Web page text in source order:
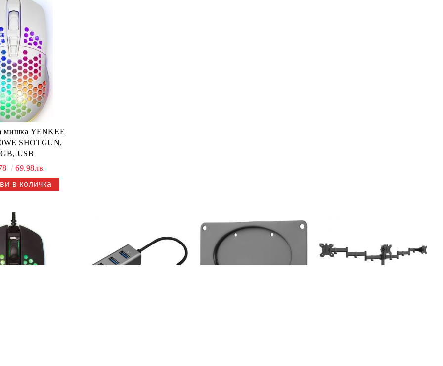
мишка YENKEE
SHOTGUN,
USB
69.98лв.